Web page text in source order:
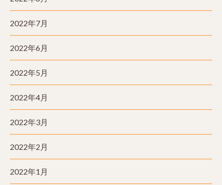
2022年7月
2022年6月
2022年5月
2022年4月
2022年3月
2022年2月
2022年1月